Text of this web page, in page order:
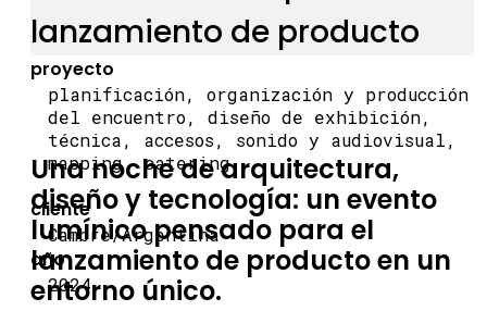
lanzamiento de producto
proyecto
planificación, organización y producción
del encuentro, diseño de exhibición,
técnica, accesos, sonido y audiovisual,
mapping, catering
cliente
Cambre/Argentina
año
2024
Una noche de arquitectura,
diseño y tecnología: un evento
lumínico pensado para el
lanzamiento de producto en un
entorno único.